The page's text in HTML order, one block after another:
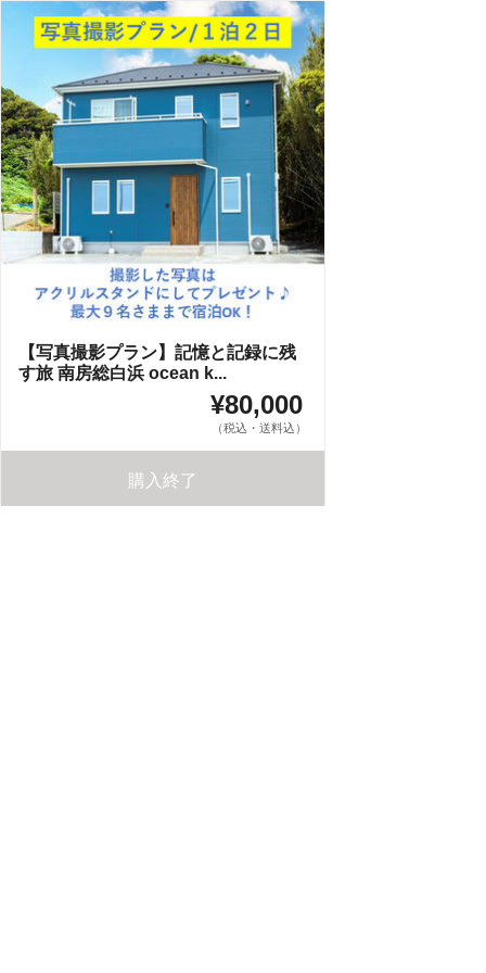
【写真撮影プラン】記憶と記録に残
す旅 南房総白浜 ocean k...
¥80,000
（税込・送料込）
購入終了